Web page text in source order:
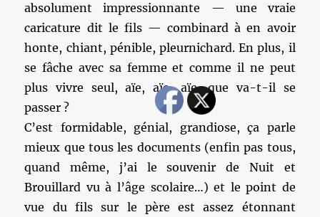
absolument impressionnante — une vraie
caricature dit le fils — combinard à en avoir
honte, chiant, pénible, pleurnichard. En plus, il
se fâche avec sa femme et comme il ne peut
plus vivre seul, aïe, aïe, aïe, que va-t-il se
passer ?
C’est formidable, génial, grandiose, ça parle
mieux que tous les documents (enfin pas tous,
quand même, j’ai le souvenir de Nuit et
Brouillard vu à l’âge scolaire…) et le point de
vue du fils sur le père est assez étonnant